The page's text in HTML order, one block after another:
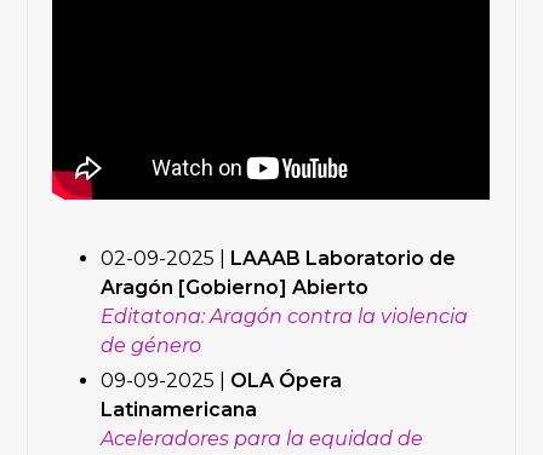
02-09-2025 |
LAAAB Laboratorio de
Aragón [Gobierno] Abierto
Editatona: Aragón contra la violencia
de género
09-09-2025 |
OLA Ópera
Latinamericana
Aceleradores para la equidad de